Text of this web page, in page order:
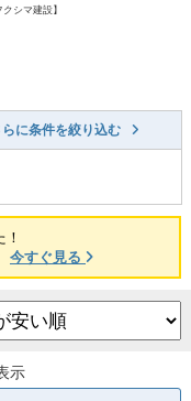
シマ建設】
らに条件を絞り込む
今すぐ見る
示